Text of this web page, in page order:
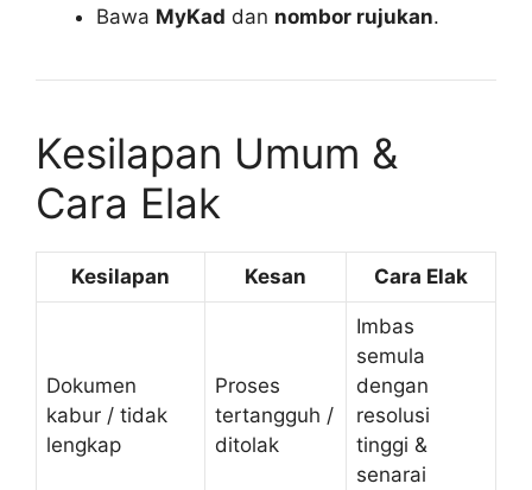
Bawa MyKad dan nombor rujukan.
Kesilapan Umum &
Cara Elak
Kesilapan Kesan Cara Elak
Dokumen
kabur / tidak
lengkap
Proses
tertangguh /
ditolak
Imbas
semula
dengan
resolusi
tinggi &
senarai